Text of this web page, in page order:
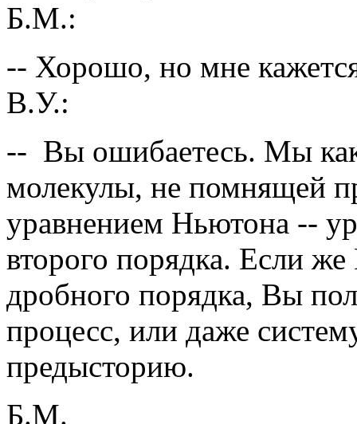
Б.М.:
-- Хорошо, но мне
В.У.:
-- Вы ошибаетесь. Мы
молекулы, не помнящей
уравнением Ньютона --
второго порядка. Если
дробного порядка, Вы
процесс, или даже
предысторию.
Б.М.